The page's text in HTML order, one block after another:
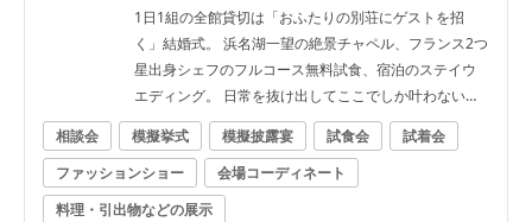
1日1組の全館貸切は「おふたりの別荘にゲストを招
く」結婚式。 浜名湖一望の絶景チャペル、フランス2つ
星出身シェフのフルコース無料試食、宿泊のステイウ
エディング。 日常を抜け出してここでしか叶わない一
日を★
相談会 模擬挙式 模擬披露宴 試食会
試着会
ファッションショー
会場コーディネート
料理・引出物などの展示